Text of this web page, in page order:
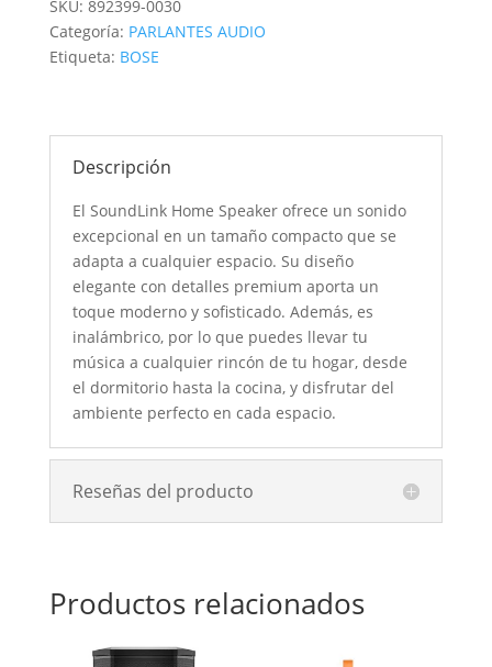
SKU: 892399-0030
Categoría: PARLANTES AUDIO
Etiqueta: BOSE
Descripción
El SoundLink Home Speaker ofrece un sonido
excepcional en un tamaño compacto que se
adapta a cualquier espacio. Su diseño
elegante con detalles premium aporta un
toque moderno y sofisticado. Además, es
inalámbrico, por lo que puedes llevar tu
música a cualquier rincón de tu hogar, desde
el dormitorio hasta la cocina, y disfrutar del
ambiente perfecto en cada espacio.
Reseñas del producto
Productos relacionados